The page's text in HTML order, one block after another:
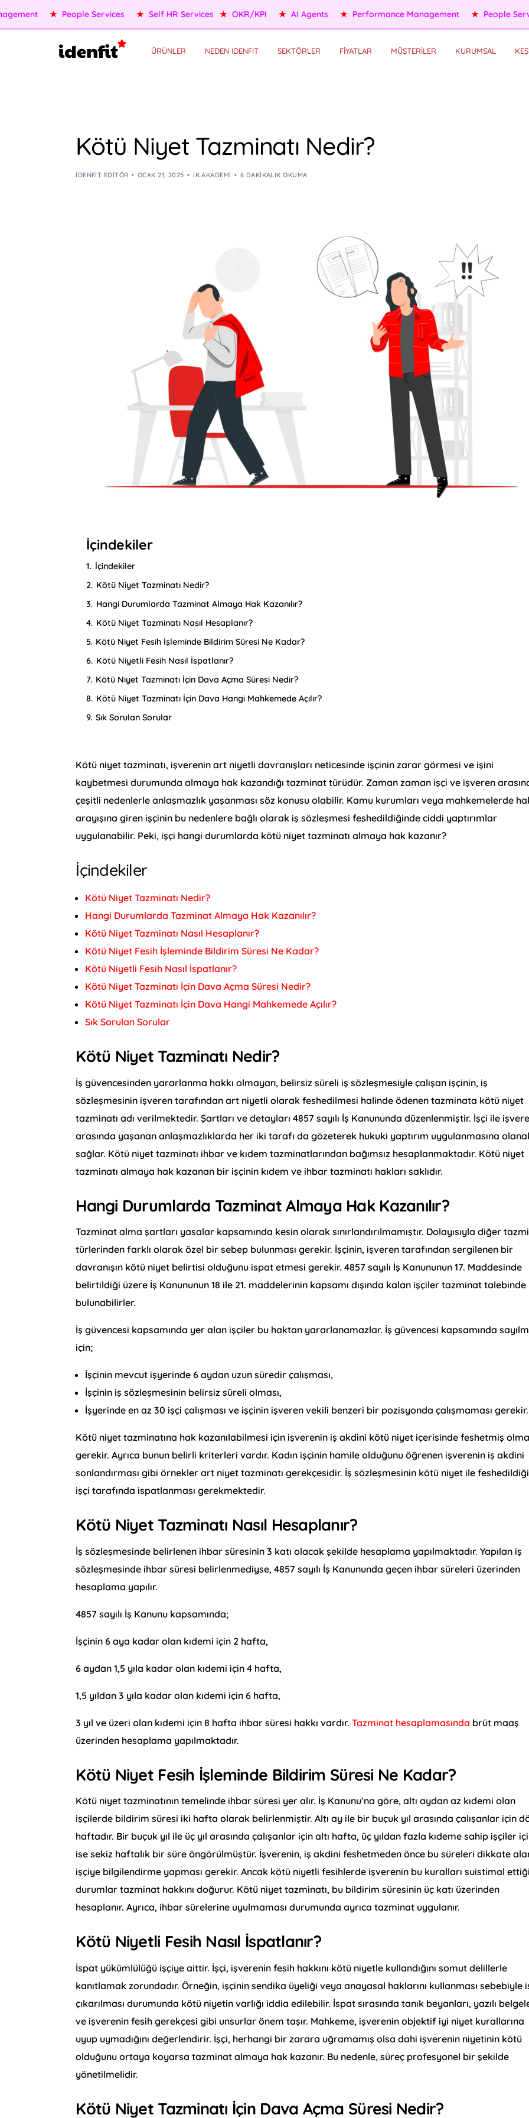
OKR/KPI ★ AI Agents ★ Performance Management ★ People Services Self HR Services ★ OKR/KPI ★ AI Agents
ÜRÜNLER NEDEN IDENFIT SEKTÖRLER FİYATLAR MÜŞTERİLER KURUMSAL
Kötü Niyet Tazminatı Nedir?
IDENFIT EDITÖR OCAK 21, 2025 İK AKADEMI 6 DAKIKALIK OKUMA
İçindekiler
1. İçindekiler
2. Kötü Niyet Tazminatı Nedir?
3. Hangi Durumlarda Tazminat Almaya Hak Kazanılır?
4. Kötü Niyet Tazminatı Nasıl Hesaplanır?
5. Kötü Niyet Fesih İşleminde Bildirim Süresi Ne Kadar?
6. Kötü Niyetli Fesih Nasıl İspatlanır?
7. Kötü Niyet Tazminatı İçin Dava Açma Süresi Nedir?
8. Kötü Niyet Tazminatı İçin Dava Hangi Mahkemede Açılır?
9. Sık Sorulan Sorular
Kötü niyet tazminatı, işverenin art niyetli davranışları neticesinde işçinin zarar görmesi ve işini
kaybetmesi durumunda almaya hak kazandığı tazminat türüdür. Zaman zaman işçi ve işveren
çeşitli nedenlerle anlaşmazlık yaşanması söz konusu olabilir. Kamu kurumları veya mahkemelerde
arayışına giren işçinin bu nedenlere bağlı olarak iş sözleşmesi feshedildiğinde ciddi yaptırımlar
uygulanabilir. Peki, işçi hangi durumlarda kötü niyet tazminatı almaya hak kazanır?
İçindekiler
Kötü Niyet Tazminatı Nedir?
Hangi Durumlarda Tazminat Almaya Hak Kazanılır?
Kötü Niyet Tazminatı Nasıl Hesaplanır?
Kötü Niyet Fesih İşleminde Bildirim Süresi Ne Kadar?
Kötü Niyetli Fesih Nasıl İspatlanır?
Kötü Niyet Tazminatı İçin Dava Açma Süresi Nedir?
Kötü Niyet Tazminatı İçin Dava Hangi Mahkemede Açılır?
Sık Sorulan Sorular
Kötü Niyet Tazminatı Nedir?
İş güvencesinden yararlanma hakkı olmayan, belirsiz süreli iş sözleşmesiyle çalışan işçinin, iş
sözleşmesinin işveren tarafından art niyetli olarak feshedilmesi halinde ödenen tazminata kötü niyet
tazminatı adı verilmektedir. Şartları ve detayları 4857 sayılı İş Kanununda düzenlenmiştir. İşçi ile
arasında yaşanan anlaşmazlıklarda her iki tarafı da gözeterek hukuki yaptırım uygulanmasına
sağlar. Kötü niyet tazminatı ihbar ve kıdem tazminatlarından bağımsız hesaplanmaktadır. Kötü niyet
tazminatı almaya hak kazanan bir işçinin kıdem ve ihbar tazminatı hakları saklıdır.
Hangi Durumlarda Tazminat Almaya Hak Kazanılır?
Tazminat alma şartları yasalar kapsamında kesin olarak sınırlandırılmamıştır. Dolayısıyla diğer
türlerinden farklı olarak özel bir sebep bulunması gerekir. İşçinin, işveren tarafından sergilenen bir
davranışın kötü niyet belirtisi olduğunu ispat etmesi gerekir. 4857 sayılı İş Kanununun 17. Maddesinde
belirtildiği üzere İş Kanununun 18 ile 21. maddelerinin kapsamı dışında kalan işçiler tazminat talebinde
bulunabilirler.
İş güvencesi kapsamında yer alan işçiler bu haktan yararlanamazlar. İş güvencesi kapsamında
için;
İşçinin mevcut işyerinde 6 aydan uzun süredir çalışması,
İşçinin iş sözleşmesinin belirsiz süreli olması,
İşyerinde en az 30 işçi çalışması ve işçinin işveren vekili benzeri bir pozisyonda çalışmaması gerekir.
Kötü niyet tazminatına hak kazanılabilmesi için işverenin iş akdini kötü niyet içerisinde feshetmiş
gerekir. Ayrıca bunun belirli kriterleri vardır. Kadın işçinin hamile olduğunu öğrenen işverenin iş akdini
sonlandırması gibi örnekler art niyet tazminatı gerekçesidir. İş sözleşmesinin kötü niyet ile
işçi tarafında ispatlanması gerekmektedir.
Kötü Niyet Tazminatı Nasıl Hesaplanır?
İş sözleşmesinde belirlenen ihbar süresinin 3 katı olacak şekilde hesaplama yapılmaktadır. Yapılan iş
sözleşmesinde ihbar süresi belirlenmediyse, 4857 sayılı İş Kanununda geçen ihbar süreleri üzerinden
hesaplama yapılır.
4857 sayılı İş Kanunu kapsamında;
İşçinin 6 aya kadar olan kıdemi için 2 hafta,
6 aydan 1,5 yıla kadar olan kıdemi için 4 hafta,
1,5 yıldan 3 yıla kadar olan kıdemi için 6 hafta,
3 yıl ve üzeri olan kıdemi için 8 hafta ihbar süresi hakkı vardır.Tazminat hesaplamasında brüt maaş
üzerinden hesaplama yapılmaktadır.
Kötü Niyet Fesih İşleminde Bildirim Süresi Ne Kadar?
Kötü niyet tazminatının temelinde ihbar süresi yer alır. İş Kanunu’na göre, altı aydan az kıdemi olan
işçilerde bildirim süresi iki hafta olarak belirlenmiştir. Altı ay ile bir buçuk yıl arasında çalışanlar için
haftadır. Bir buçuk yıl ile üç yıl arasında çalışanlar için altı hafta, üç yıldan fazla kıdeme sahip işçiler
ise sekiz haftalık bir süre öngörülmüştür. İşverenin, iş akdini feshetmeden önce bu süreleri dikkate
işçiye bilgilendirme yapması gerekir. Ancak kötü niyetli fesihlerde işverenin bu kuralları suistimal ettiği
durumlar tazminat hakkını doğurur. Kötü niyet tazminatı, bu bildirim süresinin üç katı üzerinden
hesaplanır. Ayrıca, ihbar sürelerine uyulmaması durumunda ayrıca tazminat uygulanır.
Kötü Niyetli Fesih Nasıl İspatlanır?
İspat yükümlülüğü işçiye aittir. İşçi, işverenin fesih hakkını kötü niyetle kullandığını somut delillerle
kanıtlamak zorundadır. Örneğin, işçinin sendika üyeliği veya anayasal haklarını kullanması sebebiyle
çıkarılması durumunda kötü niyetin varlığı iddia edilebilir. İspat sırasında tanık beyanları, yazılı
ve işverenin fesih gerekçesi gibi unsurlar önem taşır. Mahkeme, işverenin objektif iyi niyet kurallarına
uyup uymadığını değerlendirir. İşçi, herhangi bir zarara uğramamış olsa dahi işverenin niyetinin kötü
olduğunu ortaya koyarsa tazminat almaya hak kazanır. Bu nedenle, süreç profesyonel bir şekilde
yönetilmelidir.
Kötü Niyet Tazminatı İçin Dava Açma Süresi Nedir?